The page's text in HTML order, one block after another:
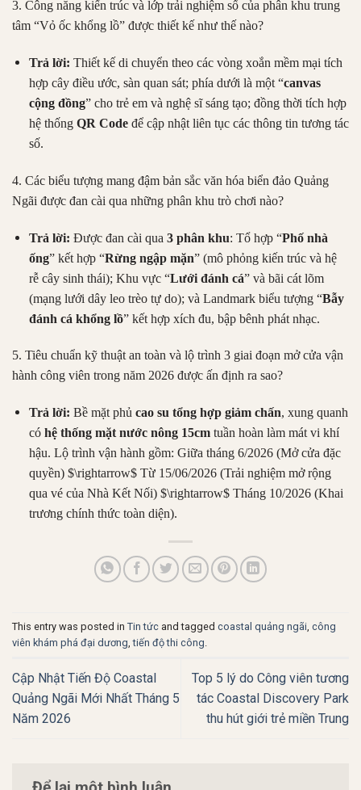
3. Công năng kiến trúc và lớp trải nghiệm số của phân khu trung
tâm “Vỏ ốc khổng lồ” được thiết kế như thế nào?
Trả lời: Thiết kế di chuyển theo các vòng xoắn mềm mại tích
hợp cây điều ước, sàn quan sát; phía dưới là một “canvas
cộng đồng” cho trẻ em và nghệ sĩ sáng tạo; đồng thời tích hợp
hệ thống QR Codeđể cập nhật liên tục các thông tin tương tác
số.
4. Các biểu tượng mang đậm bản sắc văn hóa biển đảo Quảng
Ngãi được đan cài qua những phân khu trò chơi nào?
Trả lời: Được đan cài qua 3 phân khu: Tổ hợp “Phố nhà
ống” kết hợp “Rừng ngập mặn” (mô phỏng kiến trúc và hệ
rễ cây sinh thái); Khu vực “Lưới đánh cá” và bãi cát lõm
(mạng lưới dây leo trèo tự do); và Landmark biểu tượng “Bẫy
đánh cá khổng lồ” kết hợp xích đu, bập bênh phát nhạc.
5. Tiêu chuẩn kỹ thuật an toàn và lộ trình 3 giai đoạn mở cửa vận
hành công viên trong năm 2026 được ấn định ra sao?
Trả lời: Bề mặt phủ cao su tổng hợp giảm chấn, xung quanh
có hệ thống mặt nước nông 15cmtuần hoàn làm mát vi khí
hậu. Lộ trình vận hành gồm: Giữa tháng 6/2026 (Mở cửa đặc
quyền) $\rightarrow$Từ 15/06/2026 (Trải nghiệm mở rộng
qua vé của Nhà Kết Nối) $\rightarrow$Tháng 10/2026 (Khai
trương chính thức toàn diện).
This entry was posted in Tin tức and tagged coastal quảng ngãi công
viên khám phá đại dương ,tiến độ thi công
Cập Nhật Tiến Độ Coastal
Quảng Ngãi Mới Nhất Tháng 5
Năm 2026
Top 5 lý do Công viên tương
tác Coastal Discovery Park
thu hút giới trẻ miền Trung